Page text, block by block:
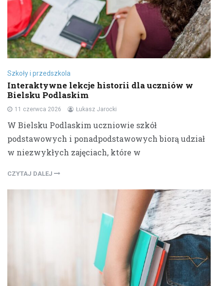
Szkoły i przedszkola
Interaktywne lekcje historii dla uczniów w
Bielsku Podlaskim
11 czerwca 2026 Łukasz Jarocki
W Bielsku Podlaskim uczniowie szkół
podstawowych i ponadpodstawowych biorą udział
w niezwykłych zajęciach, które w
CZYTAJ DALEJ